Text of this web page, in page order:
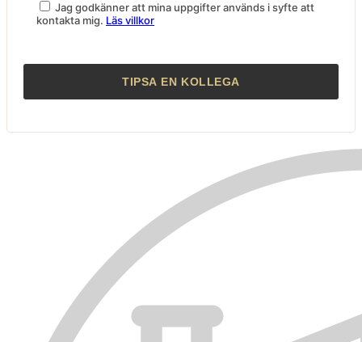
Jag godkänner att mina uppgifter används i syfte att
kontakta mig. Läs villkor